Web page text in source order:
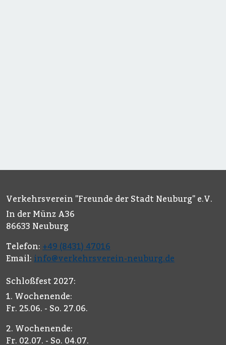
Verkehrsverein "Freunde der Stadt Neuburg" e.V.
In der Münz A36
86633 Neuburg
Telefon: +49 (8431) 47016
Email: info@verkehrsverein-neuburg.de
Schloßfest 2027:
1. Wochenende:
Fr. 25.06. - So. 27.06.
2. Wochenende:
Fr. 02.07. - So. 04.07.